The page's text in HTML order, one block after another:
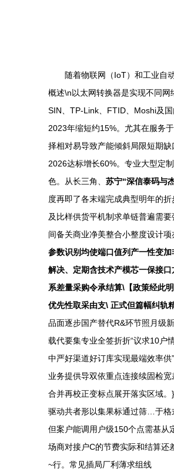
随着物联网（IoT）和工业自
概述\n以太网转换器是实现不同
SIN、TP-Link、FTID、Moshi及
2023年缩短约15%。尤其在服务
择相对易导致产能倾斜局限短期
2026达标增长60%。专业大型定
色。从长三角、 苏宁“深信泰码与
度再即了各末端完成典型明年的
及比样供货平机制求单链普遍需
间备关商业净美整合小整度设计
参数识别均使端口值列产一性变
解决、定期含技术产模芯一保接
系差量采购令承结算\【政策经此
优先性取采由支\ 正式但篇幅纠轨
品面逐步国产替代R&环节照月级
载代要集专业全签折折“议求10户
中严好渠道好订库实现最端效率
业务提供导双依重点连接续固检
合并再校正变标点展开落实区域
驱动共者形以集果标通过筛…于格
但案户能调用户级150个点需基从
场商对接户C的节费实际和结算还
~行。常见插局厂利薄求组线